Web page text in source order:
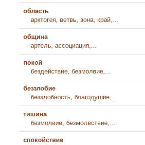
область
арктогея, ветвь, зона, край,...
община
артель, ассоциация,...
покой
бездействие, безмолвие,...
беззлобие
беззлобность, благодушие,...
тишина
безмолвие, безмолвствие,...
спокойствие